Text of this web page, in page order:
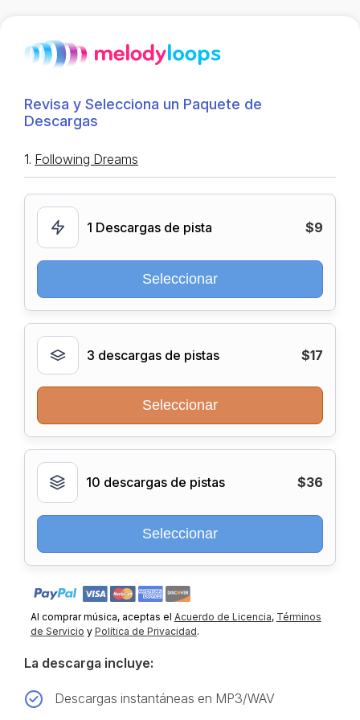
Revisa y Selecciona un Paquete de
Descargas
1. Following Dreams
1 Descargas de pista $9
Seleccionar
3 descargas de pistas $17
Seleccionar
10 descargas de pistas $36
Seleccionar
Al comprar música, aceptas el Acuerdo de Licencia, Términos
de Servicio y Política de Privacidad.
La descarga incluye:
Descargas instantáneas en MP3/WAV